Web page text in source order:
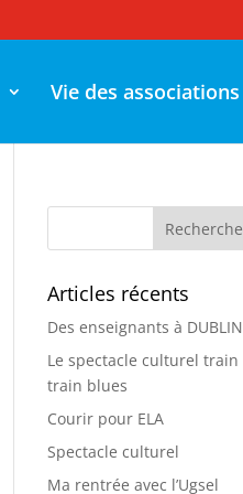
Vie des associations
Articles récents
Des enseignants à DUBLIN
Le spectacle culturel train
train blues
Courir pour ELA
Spectacle culturel
Ma rentrée avec l’Ugsel